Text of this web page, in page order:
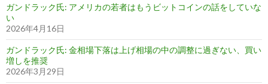
ガンドラック氏: アメリカの若者はもうビットコインの話をしていな
い
2026年4月16日
ガンドラック氏: 金相場下落は上げ相場の中の調整に過ぎない、買い
増しを推奨
2026年3月29日